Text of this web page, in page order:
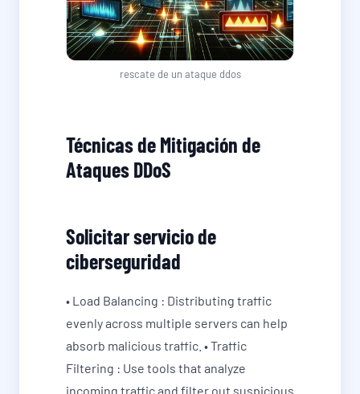
rescate de un ataque ddos
Técnicas de Mitigación de
Ataques DDoS
Solicitar servicio de
ciberseguridad
• Load Balancing : Distributing traffic
evenly across multiple servers can help
absorb malicious traffic. • Traffic
Filtering : Use tools that analyze
incoming traffic and filter out suspicious